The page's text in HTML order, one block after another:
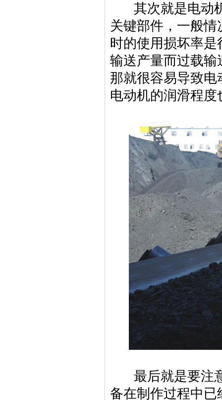
其次就是电动机
关键部件，一般
时的使用损坏率
输送产量而过载
那就很容易导致
电动机的润滑程
最后就是要注意
备在制作过程中